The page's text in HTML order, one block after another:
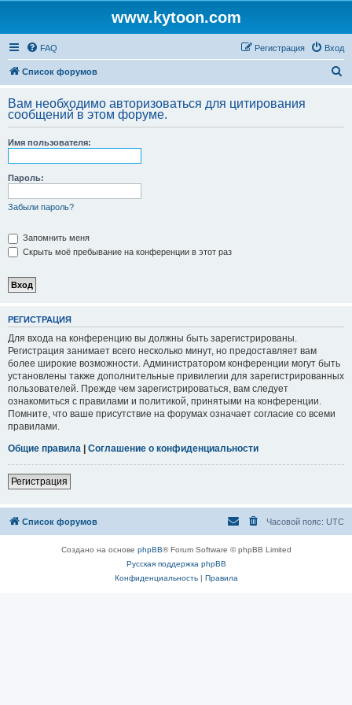
www.kytoon.com
FAQ Вход
Регистрация
Список форумов
с
Вам необходимо авторизоваться для цитирования
сообщений в этом форуме.
Имя пользователя:
Пароль:
Забыли пароль?
Запомнить меня
Скрыть моё пребывание на конференции в этот раз
РЕГИСТРАЦИЯ
Для входа на конференцию вы должны быть зарегистрированы.
Регистрация занимает всего несколько минут, но предоставляет вам
более широкие возможности. Администратором конференции могут быть
установлены также дополнительные привилегии для зарегистрированных
пользователей. Прежде чем зарегистрироваться, вам следует
ознакомиться с правилами и политикой, принятыми на конференции.
Помните, что ваше присутствие на форумах означает согласие со всеми
правилами.
Общие правила | Соглашение о конфиденциальности
Регистрация
Список форумов Часовой пояс: UTC
Создано на основе phpBB® Forum Software © phpBB Limited
Русская поддержка phpBB
Конфиденциальность| Правила